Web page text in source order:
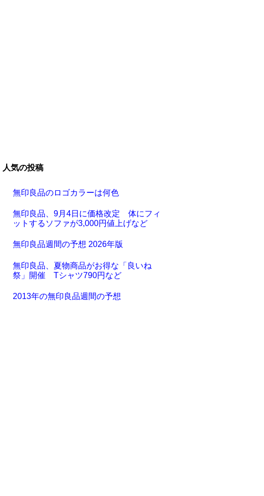
人気の投稿
無印良品のロゴカラーは何色
無印良品、9月4日に価格改定 体にフィ
ットするソファが3,000円値上げなど
無印良品週間の予想 2026年版
無印良品、夏物商品がお得な「良いね
祭」開催 Tシャツ790円など
2013年の無印良品週間の予想